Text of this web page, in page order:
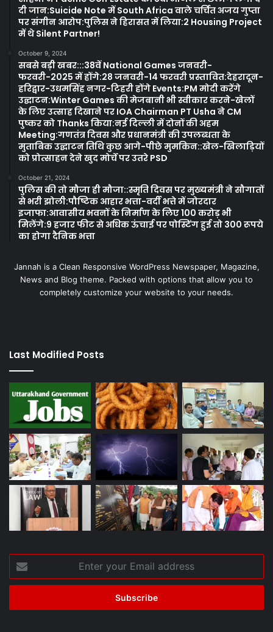
दी जान:Suicide Note में South Africa वाले चर्चित अजय गुप्ता
पर संगीन आरोप:पुलिस ने हिरासत में लिया:2 Housing Project
में थे Silent Partner!
October 9, 2024
सबसे बड़ी खबर:::38वें National Games जनवरी-
फरवरी-2025 में होंगे:28 जनवरी-14 फरवरी प्रस्तावित:देहरादून-
हरिद्वार-उधमसिंह नगर-टिहरी होंगे Events:PM मोदी करेंगे
उद्घाटन:Winter Games की मेजबानी भी स्वीकार करने-खेलों
के लिए उत्साह दिखाने पर IOA Chairman PT Usha ने CM
पुष्कर को Thanks किया:नई दिल्ली में दोनों की अहम
Meeting:गणतंत्र दिवस और प्रधानमंत्री की उपलब्धता के
मुताबिक उद्घाटन तिथि कुछ आगे-पीछे मुमकिन::खेल-खिलाड़ियों
को प्रोत्साहन देने खुद मोर्चे पर उतरे PSD
October 21, 2024
पुलिस की तो मौजा ही मौजा::स्मृति दिवस पर मुख्यमंत्री ने सौगातों
से भरी झोली:पौष्टिक आहार भत्ता-वर्दी भत्ते में जोरदार
इजाफा:आवासीय भवनों के निर्माण के लिए 100 करोड़ भी
मिलेंगे:9 हजार फीट से अधिक ऊंचाई पर पोस्टिंग हुई तो 300 रूपये
का होगा दैनिक भत्ता
Jannah is a Clean Responsive WordPress Newspaper, Magazine,
News and Blog theme. Packed with options that allow you to
completely customize your website to your needs.
Last Modified Posts
your
Email